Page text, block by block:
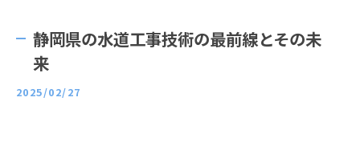
静岡県の水道工事技術の最前線とその未
来
2025/02/27